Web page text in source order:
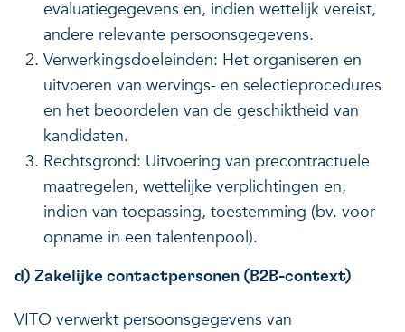
evaluatiegegevens en, indien wettelijk vereist,
andere relevante persoonsgegevens.
Verwerkingsdoeleinden: Het organiseren en
uitvoeren van wervings- en selectieprocedures
en het beoordelen van de geschiktheid van
kandidaten.
Rechtsgrond: Uitvoering van precontractuele
maatregelen, wettelijke verplichtingen en,
indien van toepassing, toestemming (bv. voor
opname in een talentenpool).
d) Zakelijke contactpersonen (B2B-context)
VITO verwerkt persoonsgegevens van